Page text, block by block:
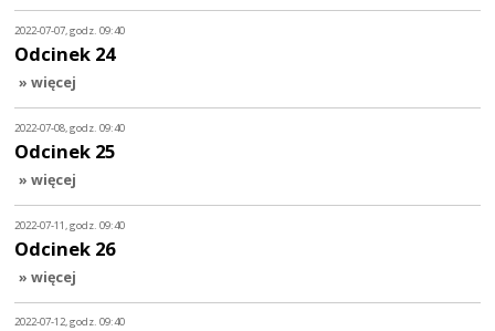
2022-07-07, godz. 09:40
Odcinek 24
» więcej
2022-07-08, godz. 09:40
Odcinek 25
» więcej
2022-07-11, godz. 09:40
Odcinek 26
» więcej
2022-07-12, godz. 09:40